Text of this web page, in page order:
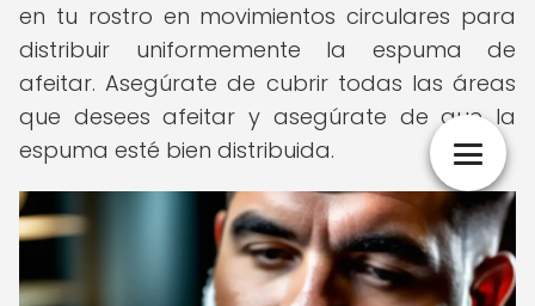
en tu rostro en movimientos circulares para
distribuir uniformemente la espuma de
afeitar. Asegúrate de cubrir todas las áreas
que desees afeitar y asegúrate de que la
espuma esté bien distribuida.